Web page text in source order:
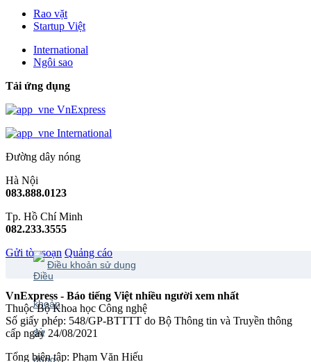
Rao vặt
Startup Việt
International
Ngôi sao
Tải ứng dụng
VnExpress
International
Đường dây nóng
Hà Nội
083.888.0123
Tp. Hồ Chí Minh
082.233.3555
Gửi tòa soạn Quảng cáo
Điều khoản sử dụng
VnExpress - Báo tiếng Việt nhiều người xem nhất
Thuộc Bộ Khoa học Công nghệ
Số giấy phép: 548/GP-BTTTT do Bộ Thông tin và Truyền thông
cấp ngày 24/08/2021
Tổng biên tập: Phạm Văn Hiếu